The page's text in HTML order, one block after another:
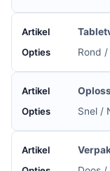
Rond
Snel /